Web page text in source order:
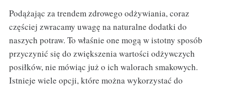
Podążając za trendem zdrowego odżywiania, coraz
częściej zwracamy uwagę na naturalne dodatki do
naszych potraw. To właśnie one mogą w istotny sposób
przyczynić się do zwiększenia wartości odżywczych
posiłków, nie mówiąc już o ich walorach smakowych.
Istnieje wiele opcji, które można wykorzystać do